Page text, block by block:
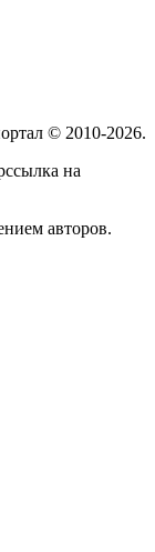
© 2010-2026.
на
авторов.